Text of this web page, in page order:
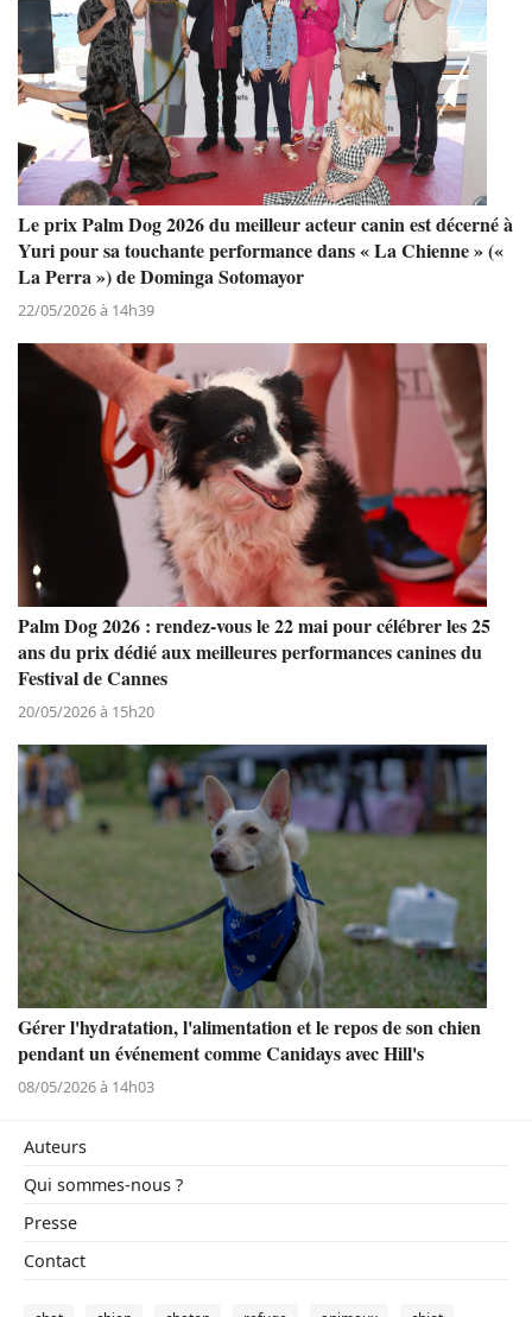
Le prix Palm Dog 2026 du meilleur acteur canin est décerné à
Yuri pour sa touchante performance dans « La Chienne » («
La Perra ») de Dominga Sotomayor
22/05/2026 à 14h39
Palm Dog 2026 : rendez-vous le 22 mai pour célébrer les 25
ans du prix dédié aux meilleures performances canines du
Festival de Cannes
20/05/2026 à 15h20
Gérer l'hydratation, l'alimentation et le repos de son chien
pendant un événement comme Canidays avec Hill's
08/05/2026 à 14h03
Auteurs
Qui sommes-nous ?
Presse
Contact